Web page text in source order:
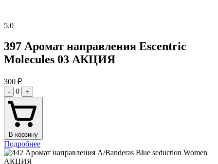
5.0
397 Аромат направления Escentric
Molecules 03 АКЦИЯ
300 ₽
- 0 +
В корзину
Подробнее